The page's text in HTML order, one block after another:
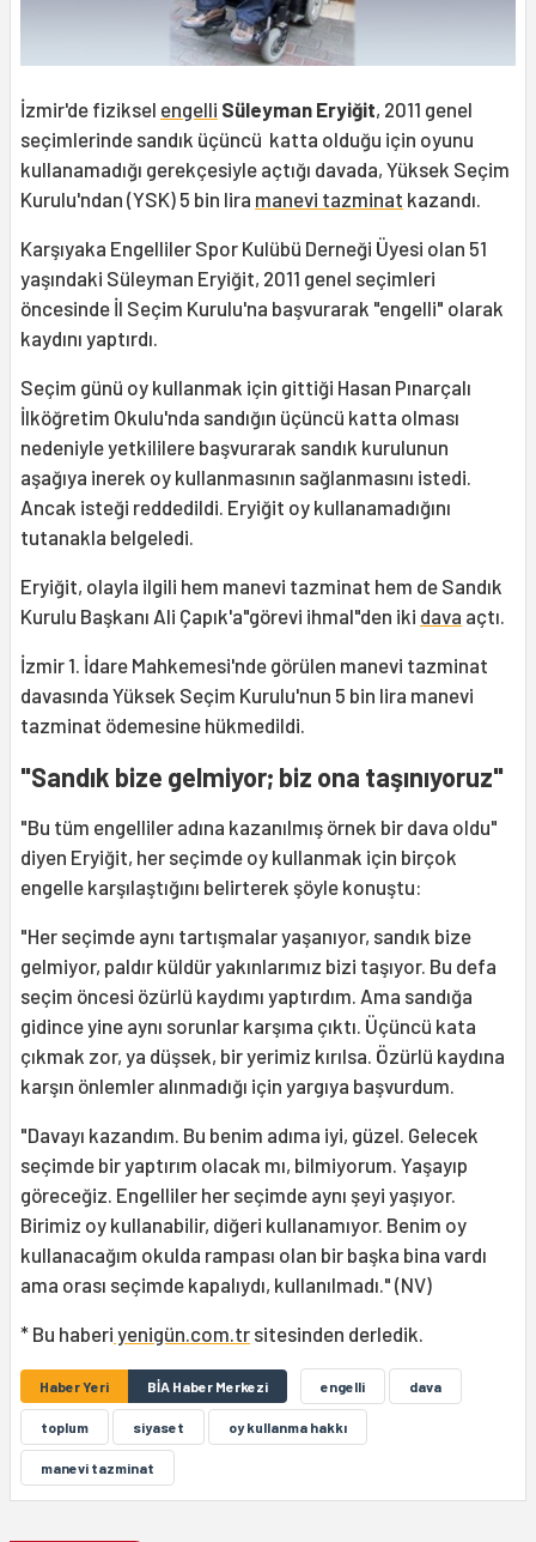
İzmir'de fiziksel engelli Süleyman Eryiğit, 2011 genel
seçimlerinde sandık üçüncü katta olduğu için oyunu
kullanamadığı gerekçesiyle açtığı davada, Yüksek Seçim
Kurulu'ndan (YSK) 5 bin lira manevi tazminat kazandı.
Karşıyaka Engelliler Spor Kulübü Derneği Üyesi olan 51
yaşındaki Süleyman Eryiğit, 2011 genel seçimleri
öncesinde İl Seçim Kurulu'na başvurarak "engelli" olarak
kaydını yaptırdı.
Seçim günü oy kullanmak için gittiği Hasan Pınarçalı
İlköğretim Okulu'nda sandığın üçüncü katta olması
nedeniyle yetkililere başvurarak sandık kurulunun
aşağıya inerek oy kullanmasının sağlanmasını istedi.
Ancak isteği reddedildi. Eryiğit oy kullanamadığını
tutanakla belgeledi.
Eryiğit, olayla ilgili hem manevi tazminat hem de Sandık
Kurulu Başkanı Ali Çapık'a"görevi ihmal"den iki dava açtı.
İzmir 1. İdare Mahkemesi'nde görülen manevi tazminat
davasında Yüksek Seçim Kurulu'nun 5 bin lira manevi
tazminat ödemesine hükmedildi.
"Sandık bize gelmiyor; biz ona taşınıyoruz"
"Bu tüm engelliler adına kazanılmış örnek bir dava oldu"
diyen Eryiğit, her seçimde oy kullanmak için birçok
engelle karşılaştığını belirterek şöyle konuştu:
"Her seçimde aynı tartışmalar yaşanıyor, sandık bize
gelmiyor, paldır küldür yakınlarımız bizi taşıyor. Bu defa
seçim öncesi özürlü kaydımı yaptırdım. Ama sandığa
gidince yine aynı sorunlar karşıma çıktı. Üçüncü kata
çıkmak zor, ya düşsek, bir yerimiz kırılsa. Özürlü kaydına
karşın önlemler alınmadığı için yargıya başvurdum.
"Davayı kazandım. Bu benim adıma iyi, güzel. Gelecek
seçimde bir yaptırım olacak mı, bilmiyorum. Yaşayıp
göreceğiz. Engelliler her seçimde aynı şeyi yaşıyor.
Birimiz oy kullanabilir, diğeri kullanamıyor. Benim oy
kullanacağım okulda rampası olan bir başka bina vardı
ama orası seçimde kapalıydı, kullanılmadı." (NV)
* Bu haberi yenigün.com.tr sitesinden derledik.
Haber Yeri BİA Haber Merkezi engelli dava
toplum siyaset oy kullanma hakkı
manevi tazminat